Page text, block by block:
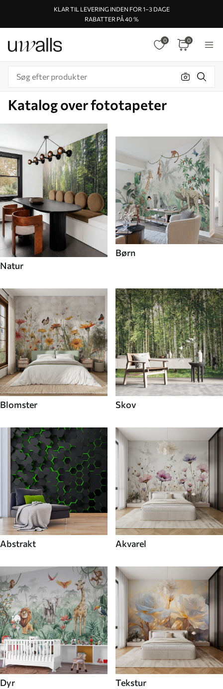
KLAR TIL LEVERING INDEN FOR 1–3 DAGE
RABATTER PÅ 40 %
0 0
Katalog over fototapeter
Natur
Børn
Blomster Skov
Abstrakt Akvarel
Dyr Tekstur